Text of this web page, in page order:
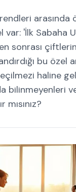
arasında
var: 'İlk Sabaha
sonrası
bu özel
haline
bilinmeyenleri